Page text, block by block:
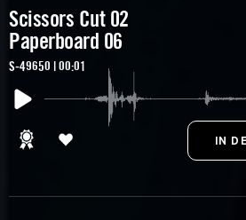
Scissors Cut 02
Paperboard 06
S-49650 | 00:01